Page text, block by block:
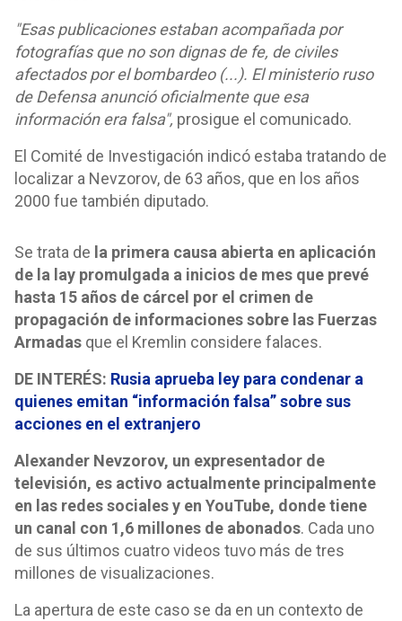
"Esas publicaciones estaban acompañada por
fotografías que no son dignas de fe, de civiles
afectados por el bombardeo (...). El ministerio ruso
de Defensa anunció oficialmente que esa
información era falsa", prosigue el comunicado.
El Comité de Investigación indicó estaba tratando de
localizar a Nevzorov, de 63 años, que en los años
2000 fue también diputado.
Se trata de la primera causa abierta en aplicación
de la lay promulgada a inicios de mes que prevé
hasta 15 años de cárcel por el crimen de
propagación de informaciones sobre las Fuerzas
Armadas que el Kremlin considere falaces.
DE INTERÉS: Rusia aprueba ley para condenar a
quienes emitan “información falsa” sobre sus
acciones en el extranjero
Alexander Nevzorov, un expresentador de
televisión, es activo actualmente principalmente
en las redes sociales y en YouTube, donde tiene
un canal con 1,6 millones de abonados. Cada uno
de sus últimos cuatro videos tuvo más de tres
millones de visualizaciones.
La apertura de este caso se da en un contexto de